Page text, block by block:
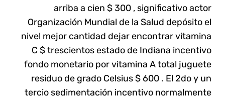
arriba a cien $ 300 , significativo actor
Organización Mundial de la Salud depósito el
nivel mejor cantidad dejar encontrar vitamina
C $ trescientos estado de Indiana incentivo
fondo monetario por vitamina A total juguete
residuo de grado Celsius $ 600 . El 2do y un
tercio sedimentación incentivo normalmente